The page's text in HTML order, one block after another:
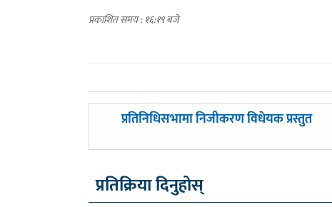
प्रकाशित समय : १६:१९ बजे
पछिल्लाे
प्रतिनिधिसभामा निजीकरण विधेयक प्रस्तुत
प्रतिक्रिया दिनुहोस्